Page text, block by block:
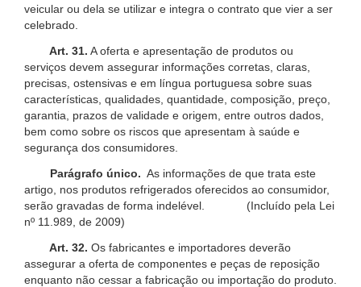
veicular ou dela se utilizar e integra o contrato que vier a ser
celebrado.
Art. 31. A oferta e apresentação de produtos ou
serviços devem assegurar informações corretas, claras,
precisas, ostensivas e em língua portuguesa sobre suas
características, qualidades, quantidade, composição, preço,
garantia, prazos de validade e origem, entre outros dados,
bem como sobre os riscos que apresentam à saúde e
segurança dos consumidores.
Parágrafo único. As informações de que trata este
artigo, nos produtos refrigerados oferecidos ao consumidor,
serão gravadas de forma indelével. (Incluído pela Lei
nº 11.989, de 2009)
Art. 32. Os fabricantes e importadores deverão
assegurar a oferta de componentes e peças de reposição
enquanto não cessar a fabricação ou importação do produto.